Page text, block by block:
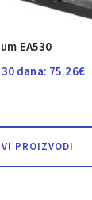
EA530
dana: 75.26€
PROIZVODI